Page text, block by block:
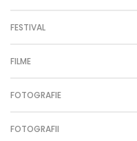
FESTIVAL
FILME
FOTOGRAFIE
FOTOGRAFII